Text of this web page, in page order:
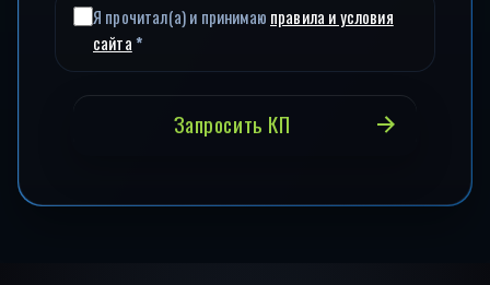
Я прочитал(а) и принимаю правила и условия
сайта*
Запросить КП